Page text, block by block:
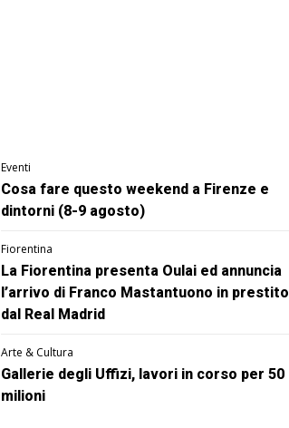
Eventi
Cosa fare questo weekend a Firenze e
dintorni (8-9 agosto)
Fiorentina
La Fiorentina presenta Oulai ed annuncia
l’arrivo di Franco Mastantuono in prestito
dal Real Madrid
Arte & Cultura
Gallerie degli Uffizi, lavori in corso per 50
milioni